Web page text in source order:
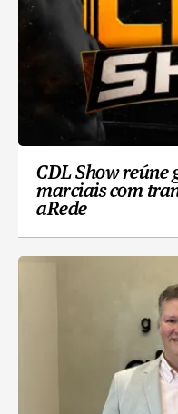
CDL Show reúne
marciais com
aRede